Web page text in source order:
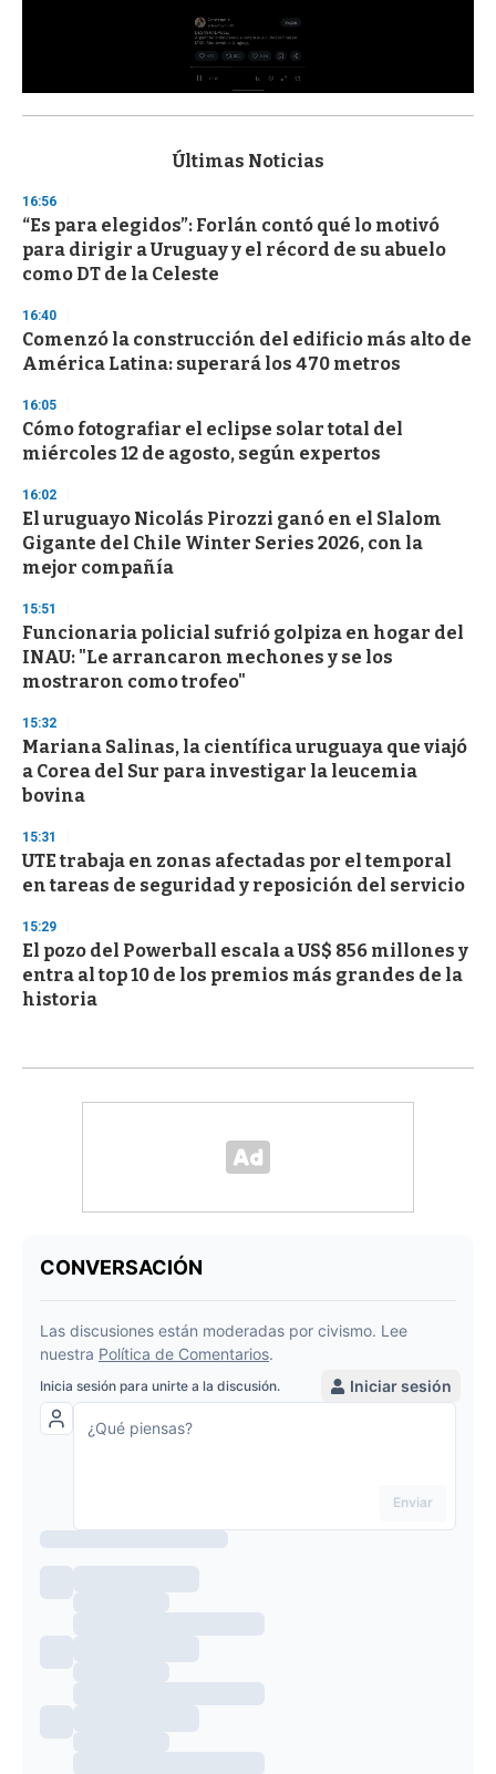
s
d
s
o
f
3
s
e
c
o
d
s
Últimas Noticias
16:56
“Es para elegidos”: Forlán contó qué lo motivó
para dirigir a Uruguay y el récord de su abuelo
como DT de la Celeste
16:40
Comenzó la construcción del edificio más alto de
América Latina: superará los 470 metros
16:05
Cómo fotografiar el eclipse solar total del
miércoles 12 de agosto, según expertos
16:02
El uruguayo Nicolás Pirozzi ganó en el Slalom
Gigante del Chile Winter Series 2026, con la
mejor compañía
15:51
Funcionaria policial sufrió golpiza en hogar del
INAU: "Le arrancaron mechones y se los
mostraron como trofeo"
15:32
Mariana Salinas, la científica uruguaya que viajó
a Corea del Sur para investigar la leucemia
bovina
15:31
UTE trabaja en zonas afectadas por el temporal
en tareas de seguridad y reposición del servicio
15:29
El pozo del Powerball escala a US$ 856 millones y
entra al top 10 de los premios más grandes de la
historia